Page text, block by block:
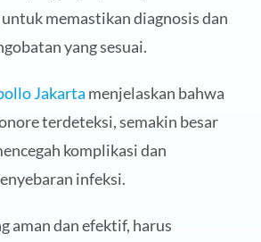
memastikan diagnosis dan
yang sesuai.
Jakarta menjelaskan bahwa
terdeteksi, semakin besar
komplikasi dan
infeksi.
aman dan efektif, harus